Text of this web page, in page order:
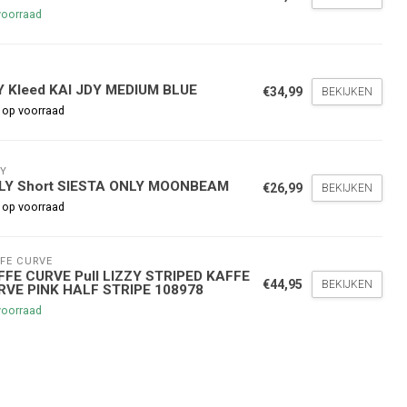
Kleed KAI JDY MEDIUM BLUE
voorraad
€34,99 BEKIJKEN
Short SIESTA ONLY MOONBEAM
voorraad
€26,99 BEKIJKEN
CURVE
CURVE Pull LIZZY STRIPED KAFFE
PINK HALF STRIPE 108978
€44,95 BEKIJKEN
bestelling
te blijven over onze
op je volgende aankoop!
van €45,00